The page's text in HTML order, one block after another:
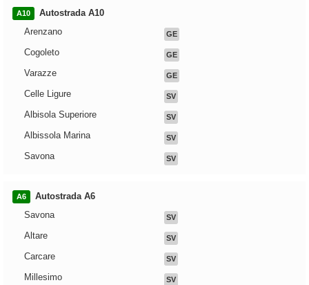
A10
Autostrada A10
Arenzano
GE
Cogoleto GE
Varazze GE
Celle Ligure SV
Albisola Superiore SV
Albissola Marina SV
Savona SV
A6
Autostrada A6
Savona
SV
Altare SV
Carcare SV
Millesimo SV